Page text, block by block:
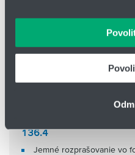
keď ste používali ich služby.
136.4
Jemné rozprašovanie vo